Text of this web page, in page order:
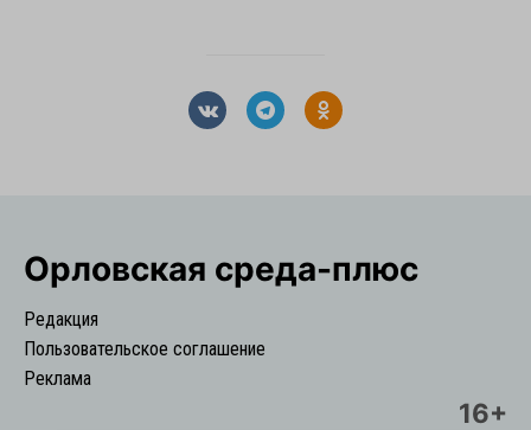
Орловская cреда-плюс
Редакция
Пользовательское соглашение
Реклама
16+